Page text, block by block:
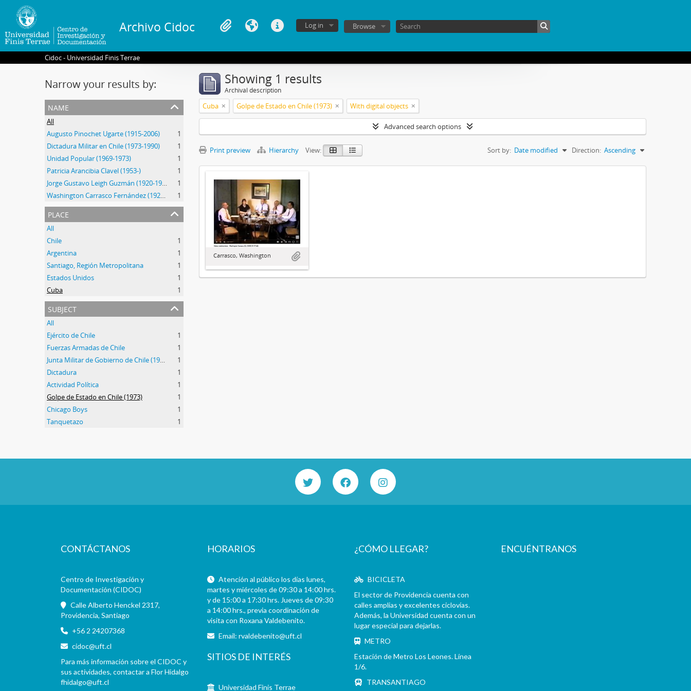
Archivo Cidoc Log in Browse
Cidoc - Universidad Finis Terrae
Narrow your results by:
name
All
Augusto Pinochet Ugarte (1915-2006)
1
Dictadura Militar en Chile (1973-1990)
1
Unidad Popular (1969-1973)
1
Patricia Arancibia Clavel (1953-)
1
Jorge Gustavo Leigh Guzmán (1920-1999)
1
Washington Carrasco Fernández (1922-2021)
1
place
All
Chile
1
Argentina
1
Santiago, Región Metropolitana
1
Estados Unidos
1
Cuba
1
subject
All
Ejército de Chile
1
Fuerzas Armadas de Chile
1
Junta Militar de Gobierno de Chile (1973-1990)
1
Dictadura
1
Actividad Política
1
Golpe de Estado en Chile (1973)
1
Chicago Boys
1
Tanquetazo
1
Showing 1 results
Archival description
Cuba Golpe de Estado en Chile (1973) With digital objects
Advanced search options
Print preview Hierarchy View: Sort by: Date modified Direction: Ascending
Carrasco, Washington
CONTÁCTANOS
Centro de Investigación y
Documentación (CIDOC)
Calle Alberto Henckel 2317,
Providencia, Santiago
+56 2 24207368
cidoc@uft.cl
Para más información sobre el CIDOC y
sus actividades, contactar a Flor Hidalgo
fhidalgo@uft.cl
HORARIOS
Atención al público los días lunes,
martes y miércoles de 09:30 a 14:00 hrs.
y de 15:00 a 17:30 hrs. Jueves de 09:30
a 14:00 hrs., previa coordinación de
visita con Roxana Valdebenito.
Email:rvaldebenito@uft.cl
SITIOS DE INTERÉS
Universidad Finis Terrae
¿CÓMO LLEGAR?
BICICLETA
El sector de Providencia cuenta con
calles amplias y excelentes ciclovías.
Además, la Universidad cuenta con un
lugar especial para dejarlas.
METRO
Estación de Metro Los Leones. Línea
1/6.
TRANSANTIAGO
ENCUÉNTRANOS